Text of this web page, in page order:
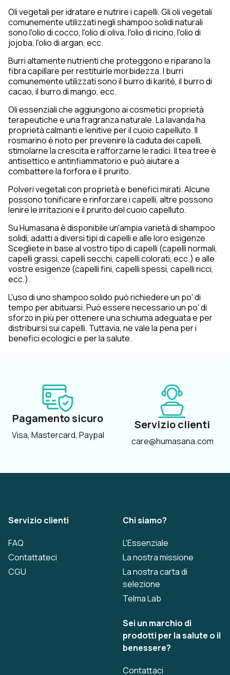
Oli vegetali per idratare e nutrire i capelli. Gli oli vegetali
comunemente utilizzati negli shampoo solidi naturali
sono l'olio di cocco, l'olio di oliva, l'olio di ricino, l'olio di
jojoba, l'olio di argan, ecc.
Burri altamente nutrienti che proteggono e riparano la
fibra capillare per restituirle morbidezza. I burri
comunemente utilizzati sono il burro di karité, il burro di
cacao, il burro di mango, ecc.
Oli essenziali che aggiungono ai cosmetici proprietà
terapeutiche e una fragranza naturale. La lavanda ha
proprietà calmanti e lenitive per il cuoio capelluto. Il
rosmarino è noto per prevenire la caduta dei capelli,
stimolarne la crescita e rafforzarne le radici. Il tea tree è
antisettico e antinfiammatorio e può aiutare a
combattere la forfora e il prurito.
Polveri vegetali con proprietà e benefici mirati. Alcune
possono tonificare e rinforzare i capelli, altre possono
lenire le irritazioni e il prurito del cuoio capelluto.
Su Humasana è disponibile un'ampia varietà di shampoo
solidi, adatti a diversi tipi di capelli e alle loro esigenze.
Scegliete in base al vostro tipo di capelli (capelli normali,
capelli grassi, capelli secchi, capelli colorati, ecc.) e alle
vostre esigenze (capelli fini, capelli spessi, capelli ricci,
ecc.).
L'uso di uno shampoo solido può richiedere un po' di
tempo per abituarsi. Può essere necessario un po' di
sforzo in più per ottenere una schiuma adeguata e per
distribuirsi sui capelli. Tuttavia, ne vale la pena per i
benefici ecologici e per la salute.
Pagamento sicuro
Visa, Mastercard, Paypal
Servizio clienti
care@humasana.com
Servizio clienti
FAQ
Contattateci
CGU
Chi siamo?
L'Essenziale
La nostra missione
La nostra carta di
selezione
Telma Lab
Sei un marchio di
prodotti per la salute o il
benessere?
Contattaci